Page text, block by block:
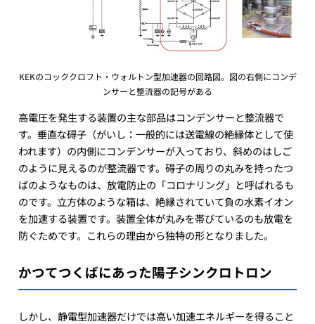
KEKのコッククロフト・ウォルトン型加速器の回路図。図の右側にコンデ
ンサーと整流器の記号がある
高電圧を発生する装置の主な部品はコンデンサーと整流器で
す。垂直な碍子（がいし：一般的には送電線の絶縁体として使
われます）の内側にコンデンサーが入っており、斜めのはしご
のように見えるのが整流器です。碍子の周りの丸みを持ったつ
ばのようなものは、放電防止の「コロナリング」と呼ばれるも
のです。立方体のような箱は、絶縁されていて負の水素イオン
を加速する装置です。装置全体が丸みを帯びているのも放電を
防ぐためです。これらの理由から独特の形となりました。
かつてつくばにあった陽子シンクロトロン
しかし、静電型加速器だけでは高い加速エネルギーを得ること